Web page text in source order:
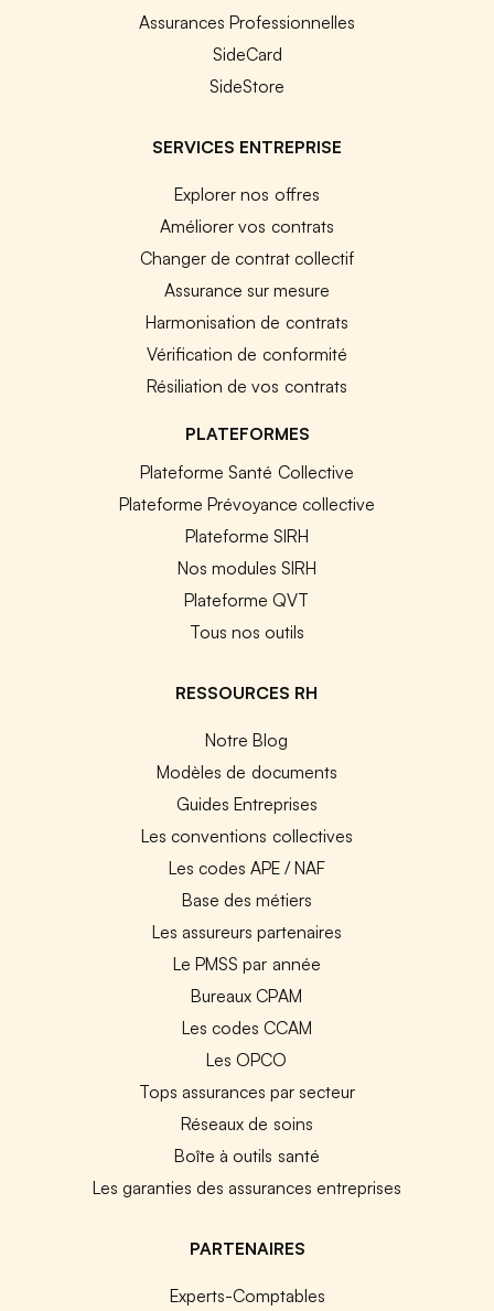
Assurances Professionnelles
SideCard
SideStore
SERVICES ENTREPRISE
Explorer nos offres
Améliorer vos contrats
Changer de contrat collectif
Assurance sur mesure
Harmonisation de contrats
Vérification de conformité
Résiliation de vos contrats
PLATEFORMES
Plateforme Santé Collective
Plateforme Prévoyance collective
Plateforme SIRH
Nos modules SIRH
Plateforme QVT
Tous nos outils
RESSOURCES RH
Notre Blog
Modèles de documents
Guides Entreprises
Les conventions collectives
Les codes APE / NAF
Base des métiers
Les assureurs partenaires
Le PMSS par année
Bureaux CPAM
Les codes CCAM
Les OPCO
Tops assurances par secteur
Réseaux de soins
Boîte à outils santé
Les garanties des assurances entreprises
PARTENAIRES
Experts-Comptables